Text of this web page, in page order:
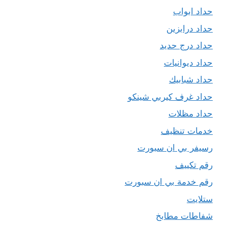
حداد ابواب
حداد درابزين
حداد درج حديد
حداد ديوانيات
حداد شبابيك
حداد غرف كيربي شينكو
حداد مظلات
خدمات تنظيف
رسيفر بي ان سبورت
رقم تكييف
رقم خدمة بي ان سبورت
ستلايت
شفاطات مطابخ